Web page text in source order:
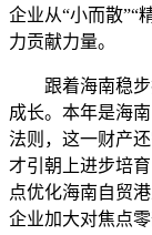
企业从“小而散”“
力贡献力量。
跟着海南稳步
成长。本年是海
法则，这一财产
才引朝上进步培
点优化海南自贸
企业加大对焦点